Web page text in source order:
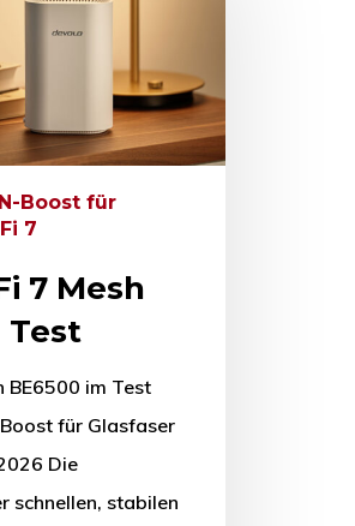
Boost für
7
7 Mesh
Test
BE6500 im Test
für Glasfaser
Die
schnellen, stabilen